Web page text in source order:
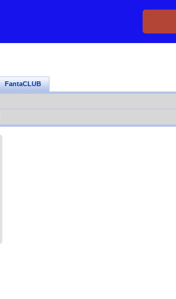
Contattaci|Login|
FantaCLUB